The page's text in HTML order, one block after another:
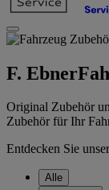
F. Ebner
Original Zubehör
Zubehör für Ihr
Entdecken Sie
Alle